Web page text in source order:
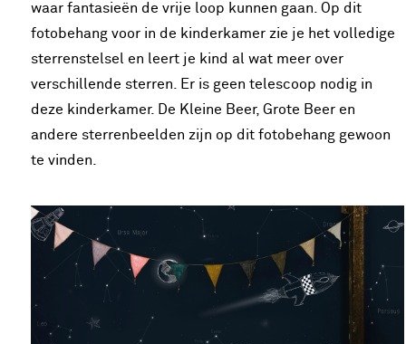
waar fantasieën de vrije loop kunnen gaan. Op dit
fotobehang voor in de kinderkamer zie je het volledige
sterrenstelsel en leert je kind al wat meer over
verschillende sterren. Er is geen telescoop nodig in
deze kinderkamer. De Kleine Beer, Grote Beer en
andere sterrenbeelden zijn op dit fotobehang gewoon
te vinden.